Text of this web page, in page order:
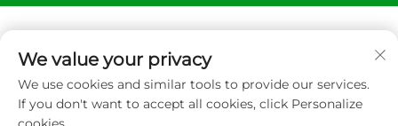
कॉपीराइट © २०२५ झुझोउ सान्हे ऑटोमॅटिक कंट्रोल इक्विपमेंट कंपनी
लिमिटेड. सर्व हक्क राखीव.
We value your privacy
We use cookies and similar tools to provide our services.
If you don't want to accept all cookies, click Personalize